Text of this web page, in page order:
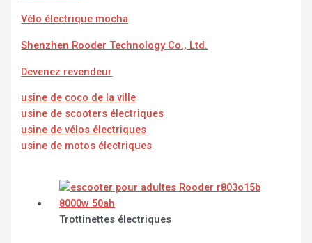
Vélo électrique mocha
Shenzhen Rooder Technology Co., Ltd.
Devenez revendeur
usine de coco de la ville
usine de scooters électriques
usine de vélos électriques
usine de motos électriques
Trottinettes électriques